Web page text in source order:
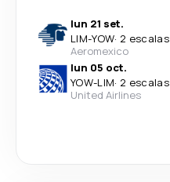
lun 21 set.
LIM-YOW· 2 escalas
Aeromexico
lun 05 oct.
YOW-LIM· 2 escalas
United Airlines